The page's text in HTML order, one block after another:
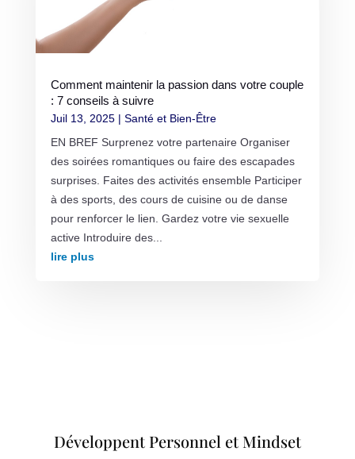
Comment maintenir la passion dans votre couple
: 7 conseils à suivre
Juil 13, 2025| Santé et Bien-Être
EN BREF Surprenez votre partenaire Organiser
des soirées romantiques ou faire des escapades
surprises. Faites des activités ensemble Participer
à des sports, des cours de cuisine ou de danse
pour renforcer le lien. Gardez votre vie sexuelle
active Introduire des...
lire plus
Développent Personnel et Mindset